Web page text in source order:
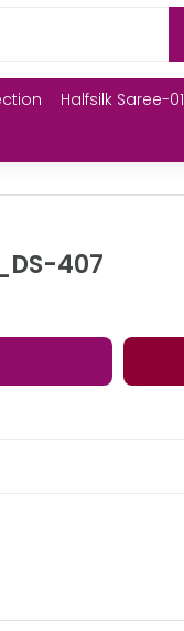
Halfsilk Saree-01
407